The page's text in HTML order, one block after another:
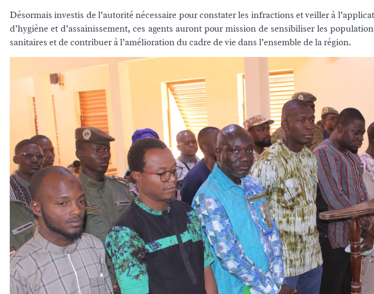
Désormais investis de l’autorité nécessaire pour constater les infractions et veiller à
d’hygiène et d’assainissement, ces agents auront pour mission de sensibiliser les
sanitaires et de contribuer à l’amélioration du cadre de vie dans l’ensemble de la région.